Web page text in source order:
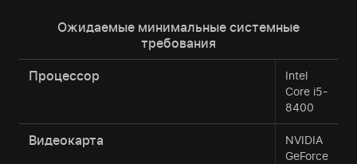
Ожидаемые минимальные системные
требования
Процессор
Intel
Core i5-
8400
Видеокарта
NVIDIA
GeForce